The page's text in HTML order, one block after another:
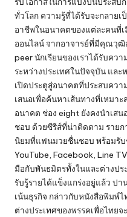
ทั่วโลก ความรู้ที่ได้รับจะกลาย
อาชีพในอนาคตของแต่ละคนที่เ
ออนไลน์ จากอาจารย์ที่มีคุณวุ
peer นักเรียนของเราได้รับคว
ระหว่างประเทศในปัจจุบัน แล
เปิดประตูสู่อนาคตที่ประสบควา
เสนอเพื่อค้นหาเส้นทางที่เหมา
อนาคต ช่อง eight ยังคงนำเส
ชอบ ด้วยซีรีส์ที่น่าติดตาม รายก
นิยมที่แฟนมวยชื่นชอบ พร้อมรั
YouTube, Facebook, Line
มือกับพันธมิตรทั้งในและต่างปร
รับรู้รายได้แข็งแกร่งอยู่แล้ว ป
เน้นธุรกิจ กล่าวกับหนังสือพิมพ์
ต่างประเทศของพรรคเพื่อไทย